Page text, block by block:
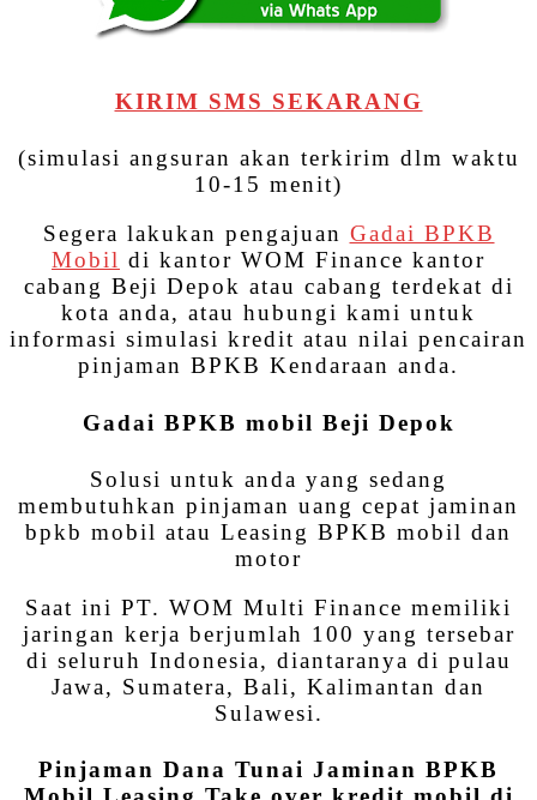
KIRIM SMS SEKARANG
(simulasi angsuran akan terkirim dlm waktu
10-15 menit)
Segera lakukan pengajuan Gadai BPKB
Mobil di kantor WOM Finance kantor
cabang Beji Depok atau cabang terdekat di
kota anda, atau hubungi kami untuk
informasi simulasi kredit atau nilai pencairan
pinjaman BPKB Kendaraan anda.
Gadai BPKB mobil Beji Depok
Solusi untuk anda yang sedang
membutuhkan pinjaman uang cepat jaminan
bpkb mobil atau Leasing BPKB mobil dan
motor
Saat ini PT. WOM Multi Finance memiliki
jaringan kerja berjumlah 100 yang tersebar
di seluruh Indonesia, diantaranya di pulau
Jawa, Sumatera, Bali, Kalimantan dan
Sulawesi.
Pinjaman Dana Tunai Jaminan BPKB